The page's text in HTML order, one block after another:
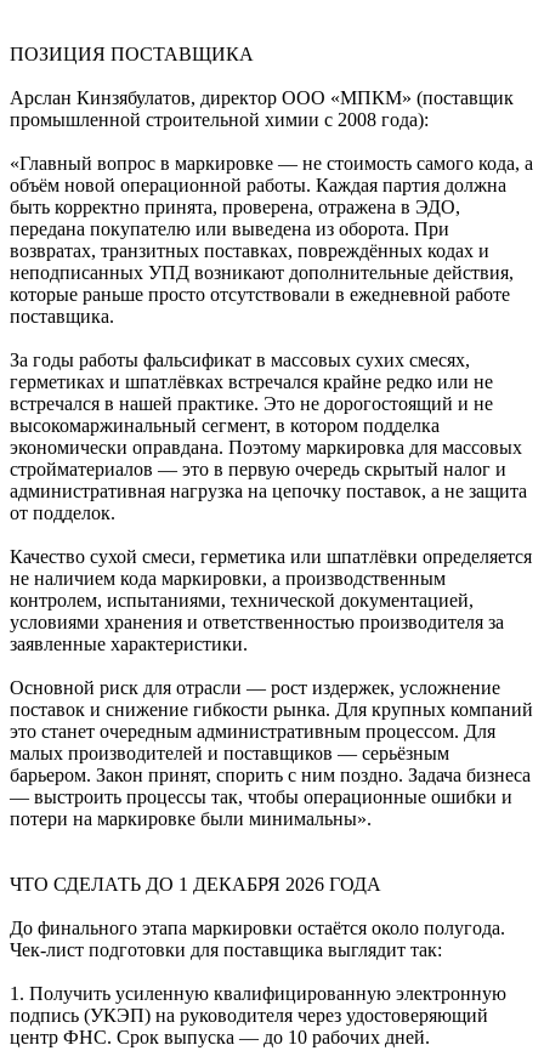
ПОЗИЦИЯ ПОСТАВЩИКА
Арслан Кинзябулатов, директор ООО «МПКМ» (поставщик
промышленной строительной химии с 2008 года):
«Главный вопрос в маркировке — не стоимость самого кода, а
объём новой операционной работы. Каждая партия должна
быть корректно принята, проверена, отражена в ЭДО,
передана покупателю или выведена из оборота. При
возвратах, транзитных поставках, повреждённых кодах и
неподписанных УПД возникают дополнительные действия,
которые раньше просто отсутствовали в ежедневной работе
поставщика.
За годы работы фальсификат в массовых сухих смесях,
герметиках и шпатлёвках встречался крайне редко или не
встречался в нашей практике. Это не дорогостоящий и не
высокомаржинальный сегмент, в котором подделка
экономически оправдана. Поэтому маркировка для массовых
стройматериалов — это в первую очередь скрытый налог и
административная нагрузка на цепочку поставок, а не защита
от подделок.
Качество сухой смеси, герметика или шпатлёвки определяется
не наличием кода маркировки, а производственным
контролем, испытаниями, технической документацией,
условиями хранения и ответственностью производителя за
заявленные характеристики.
Основной риск для отрасли — рост издержек, усложнение
поставок и снижение гибкости рынка. Для крупных компаний
это станет очередным административным процессом. Для
малых производителей и поставщиков — серьёзным
барьером. Закон принят, спорить с ним поздно. Задача бизнеса
— выстроить процессы так, чтобы операционные ошибки и
потери на маркировке были минимальны».
ЧТО СДЕЛАТЬ ДО 1 ДЕКАБРЯ 2026 ГОДА
До финального этапа маркировки остаётся около полугода.
Чек-лист подготовки для поставщика выглядит так:
1. Получить усиленную квалифицированную электронную
подпись (УКЭП) на руководителя через удостоверяющий
центр ФНС. Срок выпуска — до 10 рабочих дней.